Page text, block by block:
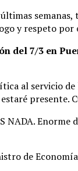
y respeto por
del 7/3 en
al servicio
presente.
NADA.
de